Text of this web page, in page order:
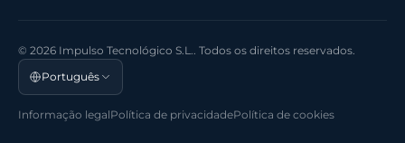
© 2026 Impulso Tecnológico S.L.. Todos os direitos reservados.
Português
Informação legalPolítica de privacidadePolítica de cookies